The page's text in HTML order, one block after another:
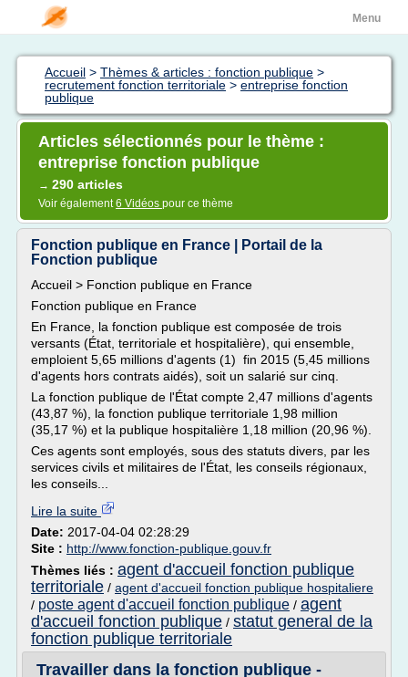
Menu
Accueil > Thèmes & articles : fonction publique >
recrutement fonction territoriale > entreprise fonction
publique
Articles sélectionnés pour le thème :
entreprise fonction publique
→ 290 articles
Voir également6 Vidéos pour ce thème
Fonction publique en France | Portail de la
Fonction publique
Accueil > Fonction publique en France
Fonction publique en France
En France, la fonction publique est composée de trois
versants (État, territoriale et hospitalière), qui ensemble,
emploient 5,65 millions d'agents (1) fin 2015 (5,45 millions
d'agents hors contrats aidés), soit un salarié sur cinq.
La fonction publique de l'État compte 2,47 millions d'agents
(43,87 %), la fonction publique territoriale 1,98 million
(35,17 %) et la publique hospitalière 1,18 million (20,96 %).
Ces agents sont employés, sous des statuts divers, par les
services civils et militaires de l'État, les conseils régionaux,
les conseils...
Lire la suite
Date: 2017-04-04 02:28:29
Site : http://www.fonction-publique.gouv.fr
Thèmes liés : agent d'accueil fonction publique
territoriale / agent d'accueil fonction publique hospitaliere
/ poste agent d'accueil fonction publique / agent
d'accueil fonction publique / statut general de la
fonction publique territoriale
Travailler dans la fonction publique -